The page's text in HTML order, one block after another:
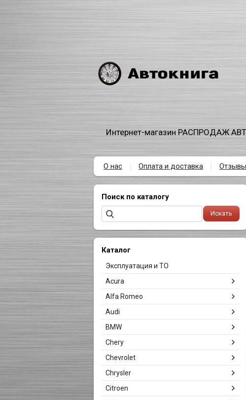
Интернет-магазин РАСПРОДАЖ
О нас Оплата и доставка Отзывы
Поиск по каталогу
Каталог
Эксплуатация и ТО
Acura
Alfa Romeo
Audi
BMW
Chery
Chevrolet
Chrysler
Citroen